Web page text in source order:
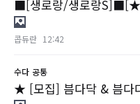
■[생로랑/생로랑S]■[★
콥듀란 12:42
수다 공통
★ [모집] 븜다닥 & 븜다